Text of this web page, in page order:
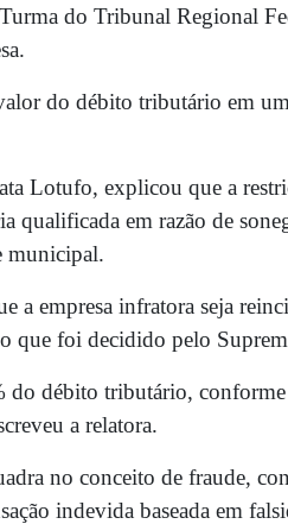
do Tribunal Regional
do débito tributário em
Lotufo, explicou que a
qualificada em razão de
municipal.
a empresa infratora seja
que foi decidido pelo
do débito tributário,
a relatora.
no conceito de fraude,
indevida baseada em